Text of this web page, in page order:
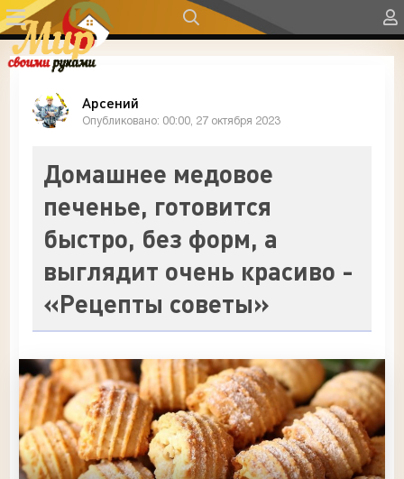
Арсений
Опубликовано: 00:00, 27 октября 2023
Домашнее медовое
печенье, готовится
быстро, без форм, а
выглядит очень красиво -
«Рецепты советы»